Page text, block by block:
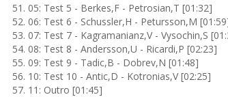
05: Test 5 - Berkes,F - Petrosian,T [01:32]
06: Test 6 - Schussler,H - Petursson,M
07: Test 7 - Kagramanianz,V - Vysochin,S
08: Test 8 - Andersson,U - Ricardi,P [02:23]
09: Test 9 - Tadic,B - Dobrev,N [01:48]
10: Test 10 - Antic,D - Kotronias,V [02:25]
11: Outro [01:45]